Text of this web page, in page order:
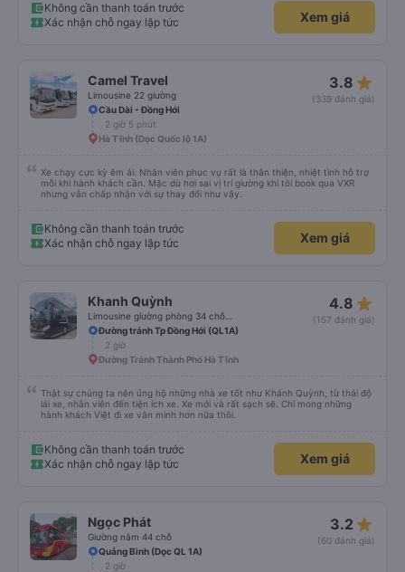
Không cần thanh toán trước
Xác nhận chỗ ngay lập tức
Xem giá
Camel Travel
Limousine 22 giường
3.8 star_rate
(339 đánh giá)
Cầu Dài - Đồng Hới
2 giờ 5 phút
Hà Tĩnh (Dọc Quốc lộ 1A)
Xe chạy cực kỳ êm ái. Nhân viên phục vụ rất là thân thiện, nhiệt tình hỗ trợ
mỗi khi hành khách cần. Mặc dù hơi sai vị trí giường khi tôi book qua VXR
nhưng vẫn chấp nhận với sự thay đổi như vậy.
Không cần thanh toán trước
Xác nhận chỗ ngay lập tức
Xem giá
Khanh Quỳnh 4.8 star_rate
(157 đánh giá)
Đường tránh Tp Đồng Hới (QL1A)
2 giờ
Đường Tránh Thành Phố Hà Tĩnh
Thật sự chúng ta nên ủng hộ những nhà xe tốt như Khánh Quỳnh, từ thái độ
lái xe, nhân viên đến tiện ích xe. Xe mới và rất sạch sẽ. Chỉ mong những
hành khách Việt đi xe văn minh hơn nữa thôi.
Không cần thanh toán trước
Xác nhận chỗ ngay lập tức
Xem giá
Ngọc Phát
Giường nằm 44 chỗ
3.2 star_rate
(60 đánh giá)
Quảng Bình (Dọc QL 1A)
2 giờ